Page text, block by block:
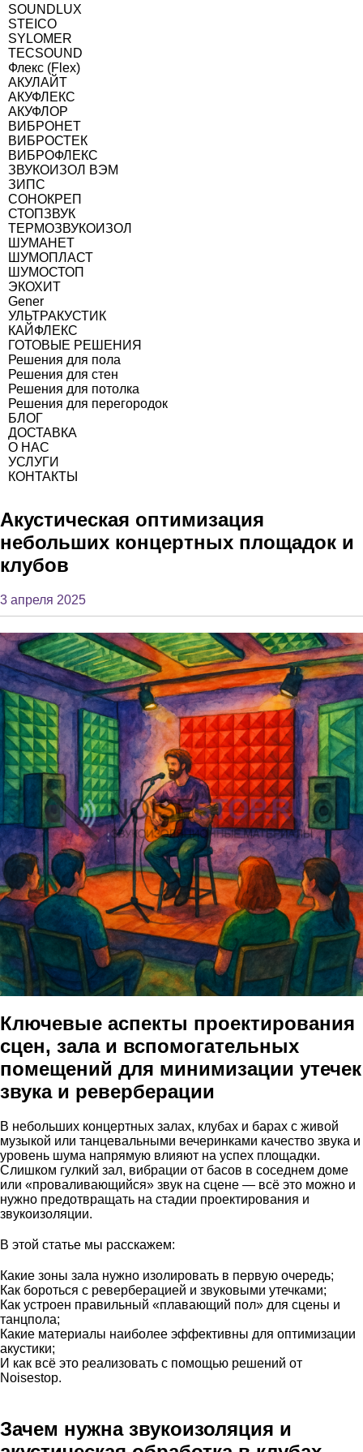
SOUNDLUX
STEICO
SYLOMER
TECSOUND
Флекс (Flex)
АКУЛАЙТ
АКУФЛЕКС
АКУФЛОР
ВИБРОНЕТ
ВИБРОСТЕК
ВИБРОФЛЕКС
ЗВУКОИЗОЛ ВЭМ
ЗИПС
СОНОКРЕП
СТОПЗВУК
ТЕРМОЗВУКОИЗОЛ
ШУМАНЕТ
ШУМОПЛАСТ
ШУМОСТОП
ЭКОХИТ
Gener
УЛЬТРАКУСТИК
КАЙФЛЕКС
ГОТОВЫЕ РЕШЕНИЯ
Решения для пола
Решения для стен
Решения для потолка
Решения для перегородок
БЛОГ
ДОСТАВКА
О НАС
УСЛУГИ
КОНТАКТЫ
Акустическая оптимизация
небольших концертных площадок и
клубов
3 апреля 2025
Ключевые аспекты проектирования
сцен, зала и вспомогательных
помещений для минимизации утечек
звука и реверберации
В небольших концертных залах, клубах и барах с живой
музыкой или танцевальными вечеринками качество звука и
уровень шума напрямую влияют на успех площадки.
Слишком гулкий зал, вибрации от басов в соседнем доме
или «проваливающийся» звук на сцене — всё это можно и
нужно предотвращать на стадии проектирования и
звукоизоляции.
В этой статье мы расскажем:
Какие зоны зала нужно изолировать в первую очередь;
Как бороться с реверберацией и звуковыми утечками;
Как устроен правильный «плавающий пол» для сцены и
танцпола;
Какие материалы наиболее эффективны для оптимизации
акустики;
И как всё это реализовать с помощью решений от
Noisestop.
Зачем нужна звукоизоляция и